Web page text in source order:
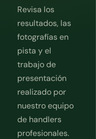
Revisa los
resultados, las
fotografías en
pista y el
trabajo de
presentación
realizado por
nuestro equipo
de handlers
profesionales.